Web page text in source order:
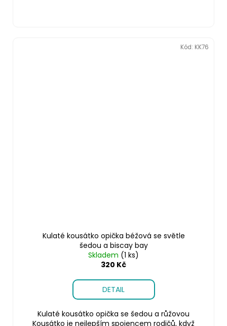
Kulaté kousátko opička béžová se světle
šedou a biscay bay
Skladem (1 ks)
320 Kč
DETAIL
Kulaté kousátko opička se šedou a růžovou
Kousátko je nejlepším spojencem rodičů, když
Kód: KK76